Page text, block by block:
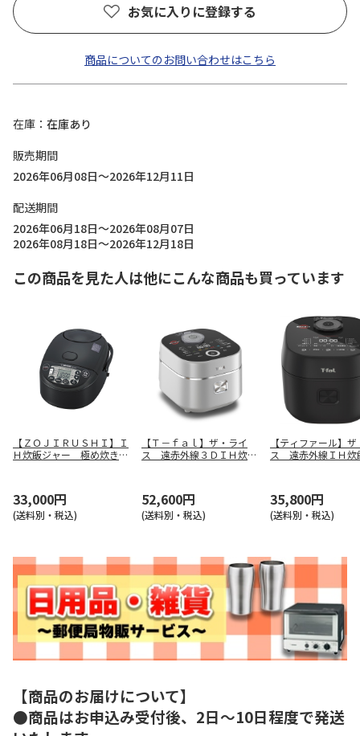
お気に入りに登録する
商品についてのお問い合わせはこちら
在庫
在庫あり
販売期間
2026年06月08日～2026年12月11日
配送期間
2026年06月18日～2026年08月07日
2026年08月18日～2026年12月18日
この商品を見た人は他にこんな商品も買っています
【ＺＯＪＩＲＵＳＨＩ】Ｉ
Ｈ炊飯ジャー 極め炊き
33,000円
(送料別・税込)
【Ｔ－ｆａｌ】ザ・ライ
ス 遠赤外線３ＤＩＨ炊飯
52,600円
(送料別・税込)
【ティファール】
ス 遠赤外線ＩＨ
35,800円
(送料別・税込)
【商品のお届けについて】
●商品はお申込み受付後、2日～10日程度で発送